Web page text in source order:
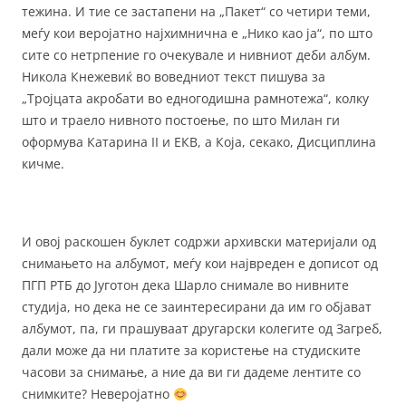
тежина. И тие се застапени на „Пакет“ со четири теми,
меѓу кои веројатно најхимнична е „Нико као ја“, по што
сите со нетрпение го очекувале и нивниот деби албум.
Никола Кнежевиќ во воведниот текст пишува за
„Тројцата акробати во едногодишна рамнотежа“, колку
што и траело нивното постоење, по што Милан ги
оформува Катарина II и ЕКВ, а Која, секако, Дисциплина
кичме.
И овој раскошен буклет содржи архивски материјали од
снимањето на албумот, меѓу кои највреден е дописот од
ПГП РТБ до Југотон дека Шарло снимале во нивните
студија, но дека не се заинтересирани да им го објават
албумот, па, ги прашуваат другарски колегите од Загреб,
дали може да ни платите за користење на студиските
часови за снимање, а ние да ви ги дадеме лентите со
снимките? Неверојатно